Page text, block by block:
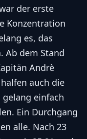
der erste
Konzentration
es, das
Ab dem Stand
Andrè
auch die
einfach
Ein Durchgang
alle. Nach 23